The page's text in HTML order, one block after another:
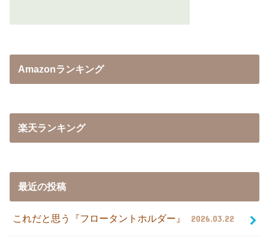
Amazonランキング
楽天ランキング
最近の投稿
これだと思う『フロータントホルダー』 2026.03.22